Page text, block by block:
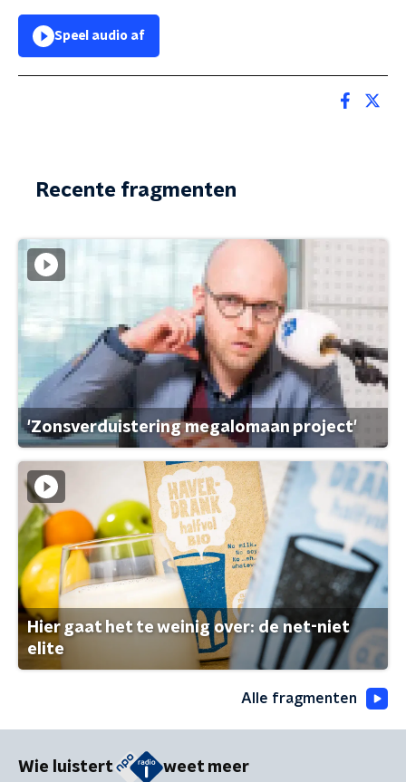
Speel audio af
Recente fragmenten
'Zonsverduistering megalomaan project'
Hier gaat het te weinig over: de net-niet
elite
Alle fragmenten
Wie luistert weet meer